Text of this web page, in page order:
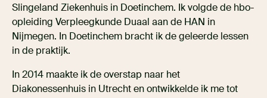
Slingeland Ziekenhuis in Doetinchem. Ik volgde de hbo-
opleiding Verpleegkunde Duaal aan de HAN in
Nijmegen. In Doetinchem bracht ik de geleerde lessen
in de praktijk.
In 2014 maakte ik de overstap naar het
Diakonessenhuis in Utrecht en ontwikkelde ik me tot